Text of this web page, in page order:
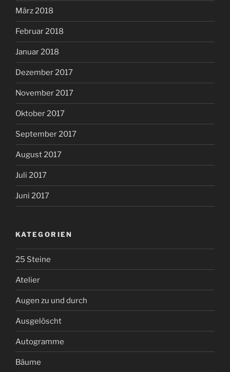
März 2018
Februar 2018
Januar 2018
Dezember 2017
November 2017
Oktober 2017
September 2017
August 2017
Juli 2017
Juni 2017
KATEGORIEN
25 Steine
Atelier
Augen zu und durch
Ausgelöscht
Autogramme
Bäume